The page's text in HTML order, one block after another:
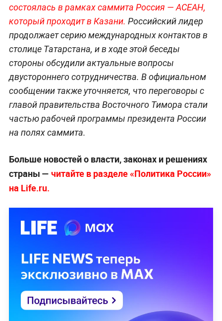
состоялась в рамках саммита Россия — АСЕАН,
который проходит в Казани. Российский лидер
продолжает серию международных контактов в
столице Татарстана, и в ходе этой беседы
стороны обсудили актуальные вопросы
двустороннего сотрудничества. В официальном
сообщении также уточняется, что переговоры с
главой правительства Восточного Тимора стали
частью рабочей программы президента России
на полях саммита.
Больше новостей о власти, законах и решениях
страны — читайте в разделе «Политика России»
на Life.ru.